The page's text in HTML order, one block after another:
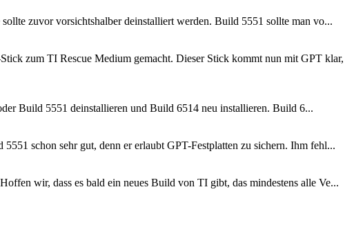
zuvor vorsichtshalber deinstalliert werden. Build 5551 sollte man vo...
zum TI Rescue Medium gemacht. Dieser Stick kommt nun mit GPT klar,
Build 5551 deinstallieren und Build 6514 neu installieren. Build 6...
schon sehr gut, denn er erlaubt GPT-Festplatten zu sichern. Ihm fehl...
wir, dass es bald ein neues Build von TI gibt, das mindestens alle Ve...